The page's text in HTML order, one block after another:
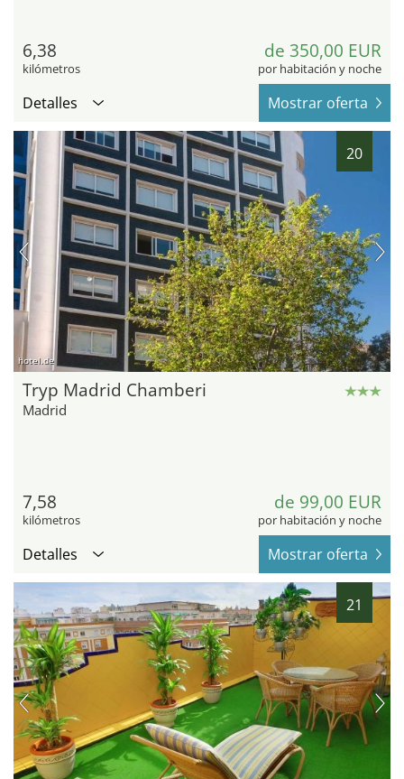
6,38
kilómetros
de 350,00 EUR
por habitación y noche
Detalles Mostrar oferta
20
hotel.de
Tryp Madrid Chamberi
Madrid
7,58
kilómetros
de 99,00 EUR
por habitación y noche
Detalles Mostrar oferta
21